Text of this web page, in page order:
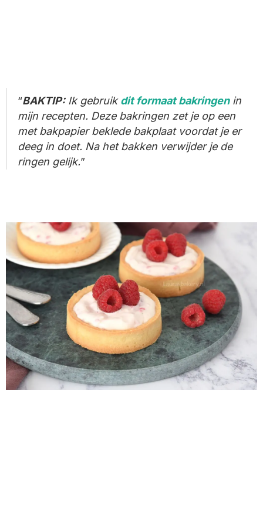
BAKTIP:Ik gebruikdit formaat bakringenin
mijn recepten. Deze bakringen zet je op een
met bakpapier beklede bakplaat voordat je er
deeg in doet. Na het bakken verwijder je de
ringen gelijk.